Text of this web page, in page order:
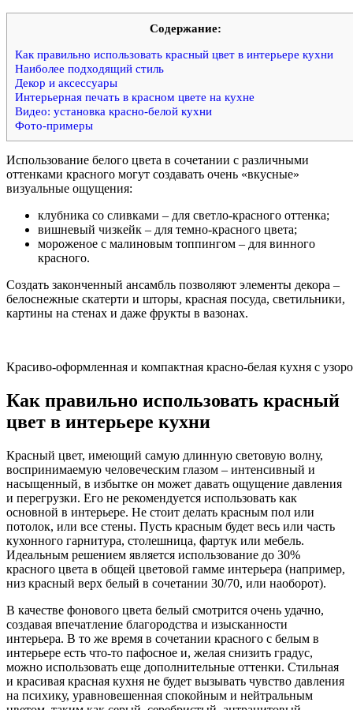
Содержание:
Как правильно использовать красный цвет в интерьере кухни
Наиболее подходящий стиль
Декор и аксессуары
Интерьерная печать в красном цвете на кухне
Видео: установка красно-белой кухни
Фото-примеры
Использование белого цвета в сочетании с различными
оттенками красного могут создавать очень «вкусные»
визуальные ощущения:
клубника со сливками – для светло-красного оттенка;
вишневый чизкейк – для темно-красного цвета;
мороженое с малиновым топпингом – для винного
красного.
Создать законченный ансамбль позволяют элементы декора –
белоснежные скатерти и шторы, красная посуда, светильники,
картины на стенах и даже фрукты в вазонах.
Красиво-оформленная и компактная красно-белая кухня с
Как правильно использовать красный
цвет в интерьере кухни
Красный цвет, имеющий самую длинную световую волну,
воспринимаемую человеческим глазом – интенсивный и
насыщенный, в избытке он может давать ощущение давления
и перегрузки. Его не рекомендуется использовать как
основной в интерьере. Не стоит делать красным пол или
потолок, или все стены. Пусть красным будет весь или часть
кухонного гарнитура, столешница, фартук или мебель.
Идеальным решением является использование до 30%
красного цвета в общей цветовой гамме интерьера (например,
низ красный верх белый в сочетании 30/70, или наоборот).
В качестве фонового цвета белый смотрится очень удачно,
создавая впечатление благородства и изысканности
интерьера. В то же время в сочетании красного с белым в
интерьере есть что-то пафосное и, желая снизить градус,
можно использовать еще дополнительные оттенки. Стильная
и красивая красная кухня не будет вызывать чувство давления
на психику, уравновешенная спокойным и нейтральным